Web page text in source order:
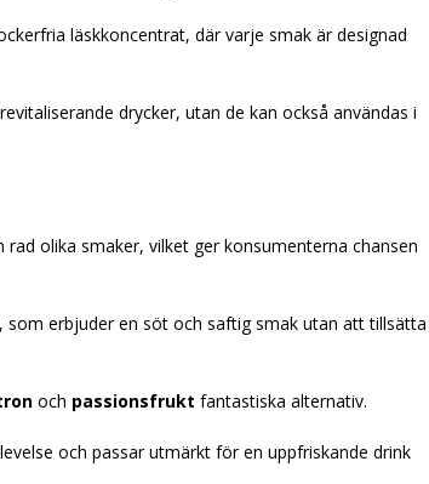
läskkoncentrat, där varje smak är designad
drycker, utan de kan också användas i
olika smaker, vilket ger konsumenterna chansen
, som erbjuder en söt och saftig smak utan att tillsätta
och passionsfrukt fantastiska alternativ.
och passar utmärkt för en uppfriskande drink